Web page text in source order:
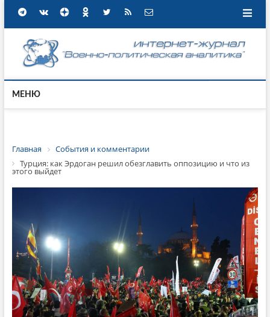
МЕНЮ
Главная
События и комментарии
Турция: как Эрдоган решил обезглавить оппозицию и что из
этого выйдет